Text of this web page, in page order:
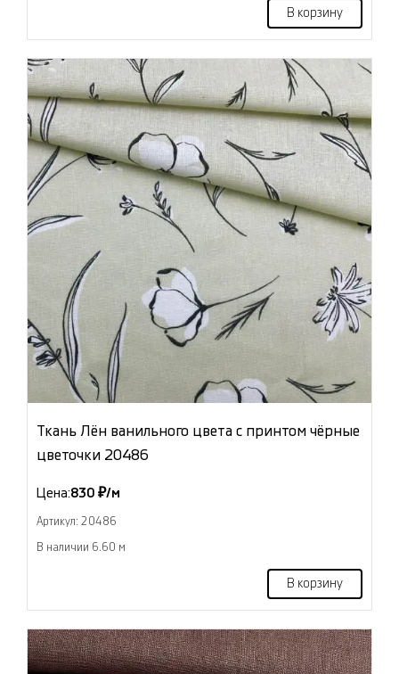
В корзину
Ткань Лён ванильного цвета с принтом чёрные
цветочки 20486
Цена:830 ₽/м
Артикул: 20486
В наличии 6.60 м
В корзину